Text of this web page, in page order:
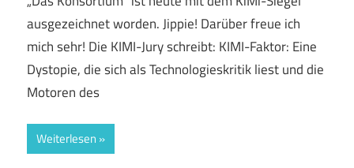
ausgezeichnet worden. Jippie! Darüber freue ich
mich sehr! Die KIMI-Jury schreibt: KIMI-Faktor: Eine
Dystopie, die sich als Technologieskritik liest und die
Motoren des
Weiterlesen